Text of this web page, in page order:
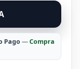
Pago—Compra